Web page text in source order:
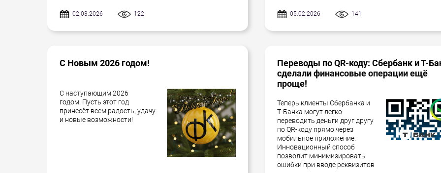
02.03.2026 122 05.02.2026 141
С Новым 2026 годом!
С наступающим 2026
годом! Пусть этот год
принесёт всем радость, удачу
и новые возможности!
Переводы по QR-коду: Сбербанк и Т-
сделали финансовые операции ещё
проще!
Теперь клиенты Сбербанка и
Т-Банка могут легко
переводить деньги друг другу
по QR-коду прямо через
мобильное приложение.
Инновационный способ
позволит минимизировать
ошибки при вводе реквизитов